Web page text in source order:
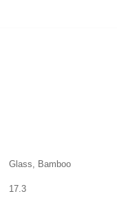
Glass, Bamboo
17.3